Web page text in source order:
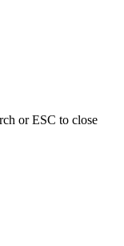
or ESC to close